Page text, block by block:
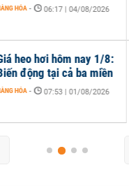
HÓA - 06:17 | 04/08/2026
heo hơi hôm nay 1/8:
động tại cả ba miền
HÓA - 07:53 | 01/08/2026